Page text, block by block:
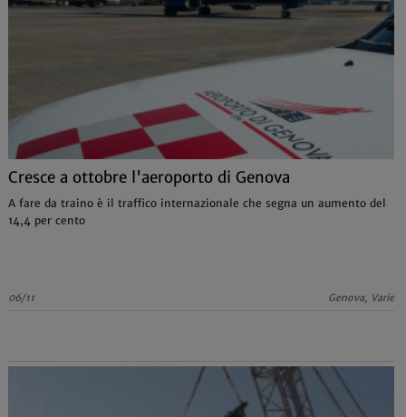
Cresce a ottobre l'aeroporto di Genova
A fare da traino è il traffico internazionale che segna un aumento del
14,4 per cento
06/11 Genova, Varie